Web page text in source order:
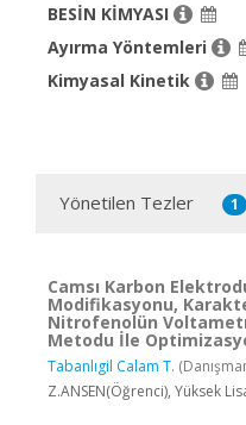
BESİN KİMYASI
Ayırma Yöntemleri
Kimyasal Kinetik
Yönetilen Tezler 1
Camsı Karbon
Modifikasyonu,
Nitrofenolün
Metodu İle
Tabanlıgil Calam T.
Z.ANSEN(Öğrenci), Yüksek